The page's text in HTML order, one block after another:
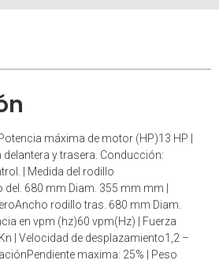
máxima de motor (HP)13 HP |
y trasera. Conducción:
| Medida del rodillo
680 mm Diam. 355 mm mm |
rodillo tras. 680 mm Diam.
en vpm (hz)60 vpm(Hz) | Fuerza
| Velocidad de desplazamiento1,2 –
maxima: 25% | Peso